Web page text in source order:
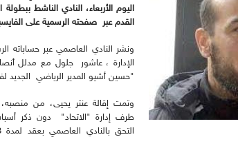
اليوم الأربعاء، النادي الناشط ببطولة
القدم عبر صفحته الرسمية على
ونشر النادي العاصمي عبر
الإدارة ، عاشور جلول مع مدلل
"حسين أشيو المدير الرياضي الجديد
وتمت إقالة عنتر يحيى، من
طرف إدارة "الاتحاد" دون ذكر